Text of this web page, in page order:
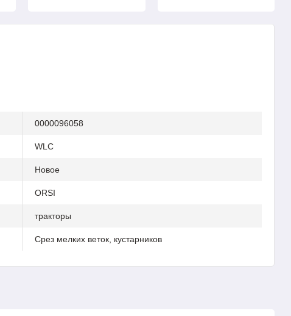
0000096058
WLC
Новое
ORSI
тракторы
Срез мелких веток, кустарников